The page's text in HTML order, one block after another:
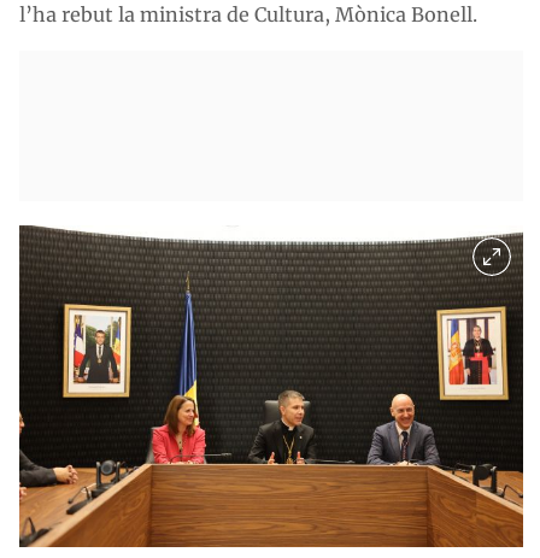
l’ha rebut la ministra de Cultura, Mònica Bonell.